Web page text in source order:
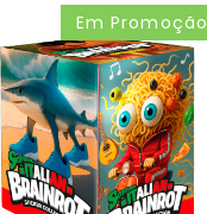
Em Promoção